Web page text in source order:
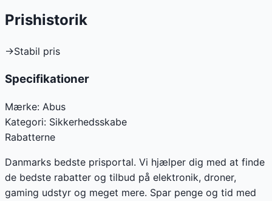
Prishistorik
→Stabil pris
Specifikationer
Mærke: Abus
Kategori: Sikkerhedsskabe
Rabatterne
Danmarks bedste prisportal. Vi hjælper dig med at finde
de bedste rabatter og tilbud på elektronik, droner,
gaming udstyr og meget mere. Spar penge og tid med